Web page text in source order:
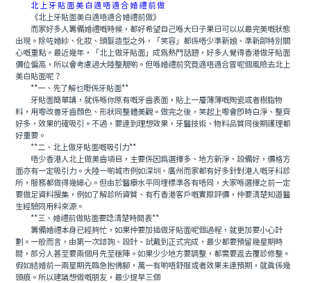
北上牙貼面美白適唔適合婚禮前做
《北上牙貼面美白適唔適合婚禮前做》
而家好多人籌備婚禮嘅時候，都好希望自己喺大日子果日可以以最完美嘅狀態
出現。除咗婚紗、化妝、頭髮造型之外，「笑容」都係唔少準新娘、準新郎特別關
心嘅重點。最近幾年，「北上做牙貼面」成為熱門話題，好多人覺得香港做牙貼面
價位偏高，所以會考慮過大陸整靚啲。但喺婚禮前究竟適唔適合冒呢個風險去北上
美白貼面呢？
**一、先了解乜嘢係牙貼面**
牙貼面簡單講，就係喺你原有嘅牙齒表面，貼上一層薄薄嘅陶瓷或者樹脂物
料，用嚟改善牙齒顏色、形狀同整體美觀。做完之後，笑起上嚟會即時白淨、整齊
好多，效果的確吸引。不過，要達到理想效果，牙醫技術、物料品質同後期護理都
好重要。
**二、北上做牙貼面嘅吸引力**
唔少香港人北上做美齒項目，主要係因為選擇多、地方新淨、設備好，價格方
面亦有一定吸引力。大陸一啲城市例如深圳、廣州而家都有好多針對港人嘅牙科診
所，服務都做得幾細心。但由於醫療水平同埋標準各有唔同，大家喺選擇之前一定
要做足資料搜集，例如了解診所資質、有冇香港客戶嘅實際評價，仲要清楚知道醫
生經驗同用料來源。
**三、婚禮前做貼面要諗清楚時間表**
籌備婚禮本身已經夠忙，如果仲要加插做牙貼面呢個過程，就更加要小心計
劃。一般而言，由第一次諮詢、設計、試戴到正式完成，最少都要預留幾星期時
間，部分人甚至要兩個月先至穩陣。如果少少地方要調整，都需要返去覆診修整。
假如結婚前一兩星期先臨急抱佛腳，萬一有啲唔舒服或者效果未達預期，就真係幾
頭痕。所以建議想做嘅朋友，最少提早三個